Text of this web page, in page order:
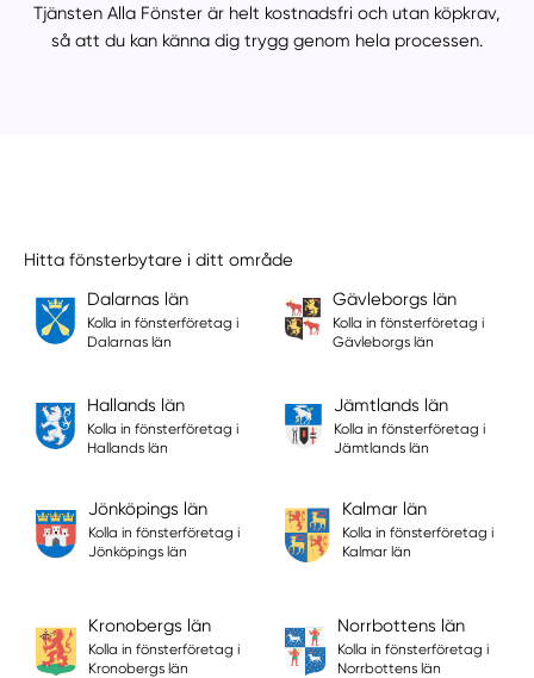
Tjänsten Alla Fönster är helt kostnadsfri och utan köpkrav,
så att du kan känna dig trygg genom hela processen.
Hitta fönsterbytare i ditt område
Dalarnas län
Kolla in fönsterföretag i
Dalarnas län
Gävleborgs län
Kolla in fönsterföretag i
Gävleborgs län
Hallands län
Kolla in fönsterföretag i
Hallands län
Jämtlands län
Kolla in fönsterföretag i
Jämtlands län
Jönköpings län
Kolla in fönsterföretag i
Jönköpings län
Kalmar län
Kolla in fönsterföretag i
Kalmar län
Kronobergs län
Kolla in fönsterföretag i
Kronobergs län
Norrbottens län
Kolla in fönsterföretag i
Norrbottens län